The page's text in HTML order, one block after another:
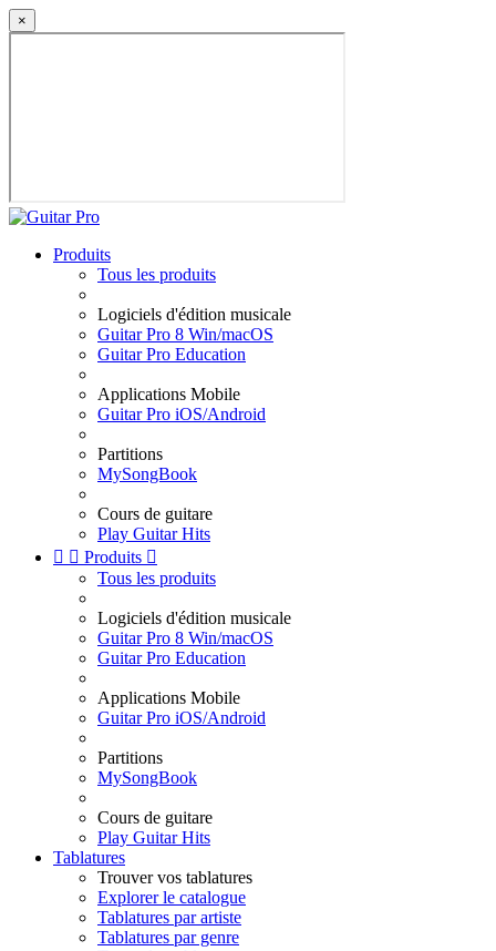
×
Produits
Tous les produits
Logiciels d'édition musicale
Guitar Pro 8 Win/macOS
Guitar Pro Education
Applications Mobile
Guitar Pro iOS/Android
Partitions
MySongBook
Cours de guitare
Play Guitar Hits
  Produits 
Tous les produits
Logiciels d'édition musicale
Guitar Pro 8 Win/macOS
Guitar Pro Education
Applications Mobile
Guitar Pro iOS/Android
Partitions
MySongBook
Cours de guitare
Play Guitar Hits
Tablatures
Trouver vos tablatures
Explorer le catalogue
Tablatures par artiste
Tablatures par genre